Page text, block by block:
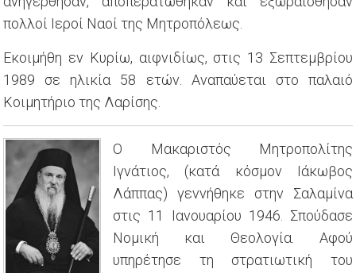
πολλοί Ιεροί Ναοί της Μητροπόλεως.
Εκοιμήθη εν Κυρίω, αιφνιδίως, στις 13 Σεπτεμβρίου
1989 σε ηλικία 58 ετών. Αναπαύεται στο παλαιό
Κοιμητήριο της Λαρίσης.
Ο Μακαριστός Μητροπολίτης
Ιγνάτιος, (κατά κόσμον Ιάκωβος
Λάππας) γεννήθηκε στην Σαλαμίνα
στις 11 Ιανουαρίου 1946. Σπούδασε
Νομική και Θεολογία. Αφού
υπηρέτησε τη στρατιωτική του